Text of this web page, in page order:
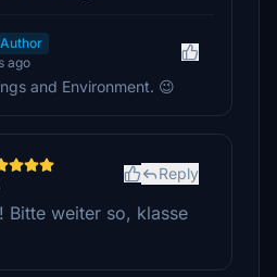
Author
ago
and Environment. 😉
Reply
Bitte weiter so, klasse